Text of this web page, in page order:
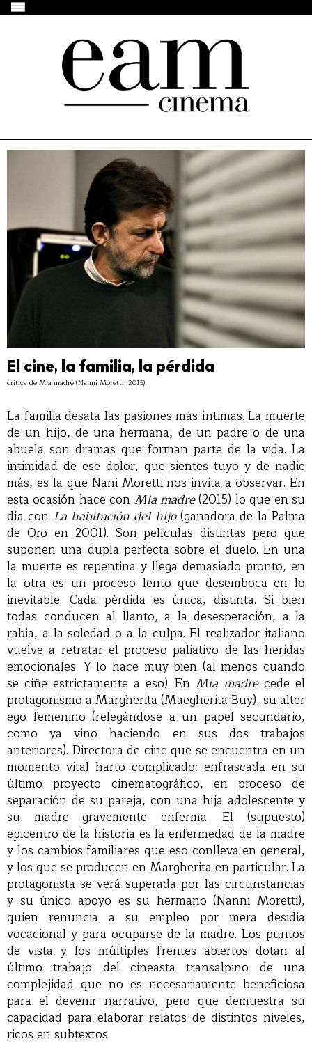
El cine, la familia, la pérdida
crítica de Mia madre (Nanni Moretti, 2015).
La familia desata las pasiones más íntimas. La muerte
de un hijo, de una hermana, de un padre o de una
abuela son dramas que forman parte de la vida. La
intimidad de ese dolor, que sientes tuyo y de nadie
más, es la que Nani Moretti nos invita a observar. En
esta ocasión hace con Mia madre(2015) lo que en su
día con La habitación del hijo(ganadora de la Palma
de Oro en 2001). Son películas distintas pero que
suponen una dupla perfecta sobre el duelo. En una
la muerte es repentina y llega demasiado pronto, en
la otra es un proceso lento que desemboca en lo
inevitable. Cada pérdida es única, distinta. Si bien
todas conducen al llanto, a la desesperación, a la
rabia, a la soledad o a la culpa. El realizador italiano
vuelve a retratar el proceso paliativo de las heridas
emocionales. Y lo hace muy bien (al menos cuando
se ciñe estrictamente a eso). EnMia madrecede el
protagonismo a Margherita (Maegherita Buy), su alter
ego femenino (relegándose a un papel secundario,
como ya vino haciendo en sus dos trabajos
anteriores). Directora de cine que se encuentra en un
momento vital harto complicado: enfrascada en su
último proyecto cinematográfico, en proceso de
separación de su pareja, con una hija adolescente y
su madre gravemente enferma. El (supuesto)
epicentro de la historia es la enfermedad de la madre
y los cambios familiares que eso conlleva en general,
y los que se producen en Margherita en particular. La
protagonista se verá superada por las circunstancias
y su único apoyo es su hermano (Nanni Moretti),
quien renuncia a su empleo por mera desidia
vocacional y para ocuparse de la madre. Los puntos
de vista y los múltiples frentes abiertos dotan al
último trabajo del cineasta transalpino de una
complejidad que no es necesariamente beneficiosa
para el devenir narrativo, pero que demuestra su
capacidad para elaborar relatos de distintos niveles,
ricos en subtextos.